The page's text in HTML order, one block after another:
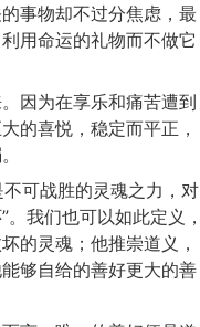
事物却不过分焦虑，最
用命运的礼物而不做它
因为在享乐和痛苦遭到
的喜悦，稳定而平正，
可战胜的灵魂之力，对
我们也可以如此定义，
的灵魂；他推崇道义，
够自给的善好更大的善